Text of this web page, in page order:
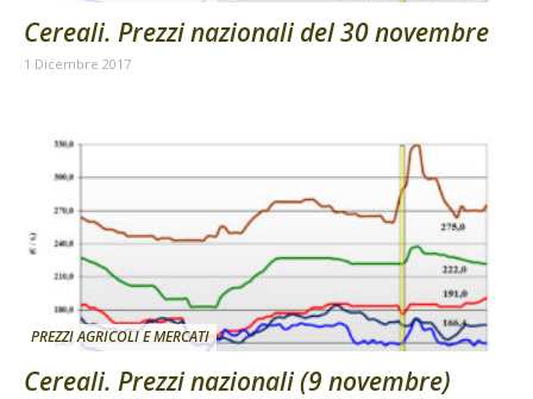
Cereali. Prezzi nazionali del 30 novembre
1 Dicembre 2017
PREZZI AGRICOLI E MERCATI
Cereali. Prezzi nazionali (9 novembre)